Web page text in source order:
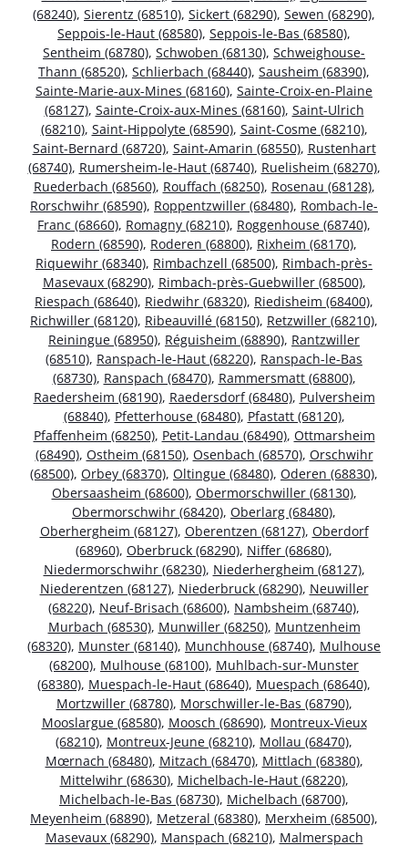
(68240), Sierentz (68510), Sickert (68290), Sewen (68290),
Seppois-le-Haut (68580), Seppois-le-Bas (68580),
Sentheim (68780), Schwoben (68130), Schweighouse-
Thann (68520), Schlierbach (68440), Sausheim (68390),
Sainte-Marie-aux-Mines (68160), Sainte-Croix-en-Plaine
(68127), Sainte-Croix-aux-Mines (68160), Saint-Ulrich
(68210), Saint-Hippolyte (68590), Saint-Cosme (68210),
Saint-Bernard (68720), Saint-Amarin (68550), Rustenhart
(68740), Rumersheim-le-Haut (68740), Ruelisheim (68270),
Ruederbach (68560), Rouffach (68250), Rosenau (68128),
Rorschwihr (68590), Roppentzwiller (68480), Rombach-le-
Franc (68660), Romagny (68210), Roggenhouse (68740),
Rodern (68590), Roderen (68800), Rixheim (68170),
Riquewihr (68340), Rimbachzell (68500), Rimbach-près-
Masevaux (68290), Rimbach-près-Guebwiller (68500),
Riespach (68640), Riedwihr (68320), Riedisheim (68400),
Richwiller (68120), Ribeauvillé (68150), Retzwiller (68210),
Reiningue (68950), Réguisheim (68890), Rantzwiller
(68510), Ranspach-le-Haut (68220), Ranspach-le-Bas
(68730), Ranspach (68470), Rammersmatt (68800),
Raedersheim (68190), Raedersdorf (68480), Pulversheim
(68840), Pfetterhouse (68480), Pfastatt (68120),
Pfaffenheim (68250), Petit-Landau (68490), Ottmarsheim
(68490), Ostheim (68150), Osenbach (68570), Orschwihr
(68500), Orbey (68370), Oltingue (68480), Oderen (68830),
Obersaasheim (68600), Obermorschwiller (68130),
Obermorschwihr (68420), Oberlarg (68480),
Oberhergheim (68127), Oberentzen (68127), Oberdorf
(68960), Oberbruck (68290), Niffer (68680),
Niedermorschwihr (68230), Niederhergheim (68127),
Niederentzen (68127), Niederbruck (68290), Neuwiller
(68220), Neuf-Brisach (68600), Nambsheim (68740),
Murbach (68530), Munwiller (68250), Muntzenheim
(68320), Munster (68140), Munchhouse (68740), Mulhouse
(68200), Mulhouse (68100), Muhlbach-sur-Munster
(68380), Muespach-le-Haut (68640), Muespach (68640),
Mortzwiller (68780), Morschwiller-le-Bas (68790),
Mooslargue (68580), Moosch (68690), Montreux-Vieux
(68210), Montreux-Jeune (68210), Mollau (68470),
Mœrnach (68480), Mitzach (68470), Mittlach (68380),
Mittelwihr (68630), Michelbach-le-Haut (68220),
Michelbach-le-Bas (68730), Michelbach (68700),
Meyenheim (68890), Metzeral (68380), Merxheim (68500),
Masevaux (68290), Manspach (68210), Malmerspach